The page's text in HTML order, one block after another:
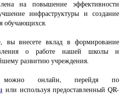
на повышение эффективности
инфраструктуры и создание
обучающихся.
вы внесете вклад в формирование
о работе нашей школы и
развитию учреждения.
можно онлайн, перейдя по
или используя предоставленный QR-